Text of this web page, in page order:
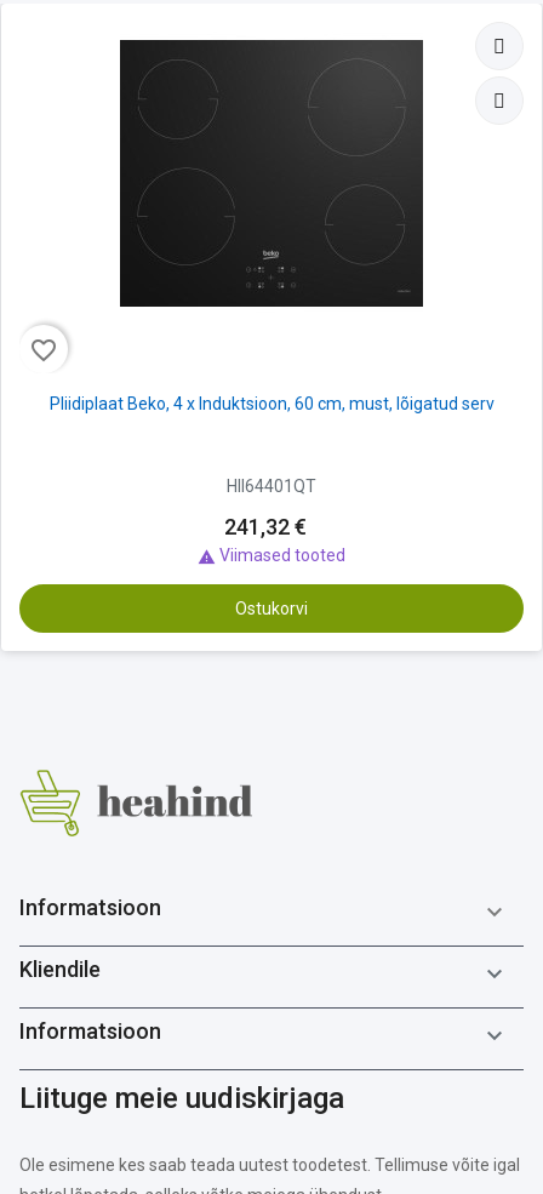
favorite_border
Pliidiplaat Beko, 4 x Induktsioon, 60 cm, must, lõigatud serv
HII64401QT
241,32 €
 Viimased tooted
Ostukorvi
Informatsioon 
Kliendile 
Informatsioon 
Liituge meie uudiskirjaga
Ole esimene kes saab teada uutest toodetest. Tellimuse võite igal